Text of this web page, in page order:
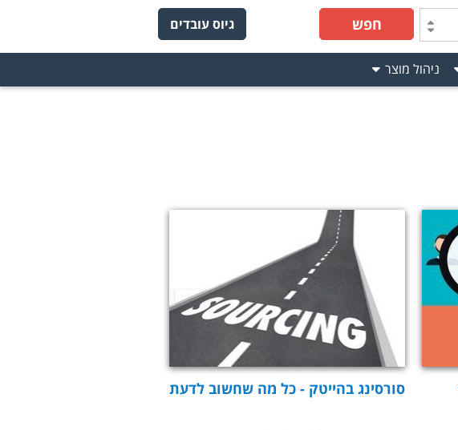
חפש גיוס עובדים
ניהול מוצר
סורסינג בהייטק - כל מה שחשוב לדעת